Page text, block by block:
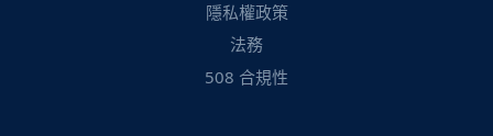
隱私權政策
法務
508 合規性